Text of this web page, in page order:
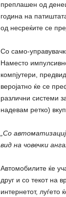
преплашен од
година на
од несреќите се
Со само-
Наместо
компјутери,
веројатно ќе се
различни системи
надевам ретко)
„Со
вид на човечки
Автомобилите ќе
друг и со текот на
интернетот, луѓето